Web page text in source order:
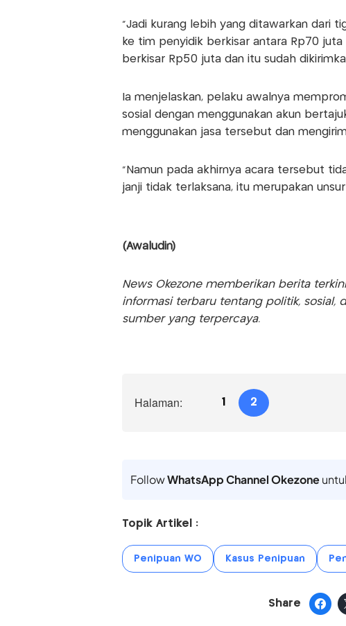
"Jadi kurang lebih yang ditawarkan dari
ke tim penyidik berkisar antara Rp70
berkisar Rp50 juta dan itu sudah
Ia menjelaskan, pelaku awalnya
sosial dengan menggunakan akun
menggunakan jasa tersebut dan
"Namun pada akhirnya acara tersebut
janji tidak terlaksana, itu merupakan
(Awaludin)
News Okezone memberikan berita
informasi terbaru tentang politik, sosial,
sumber yang terpercaya.
Halaman: 1 2
FollowWhatsApp Channel Okezone
Topik Artikel :
Penipuan WO Kasus Penipuan
Share